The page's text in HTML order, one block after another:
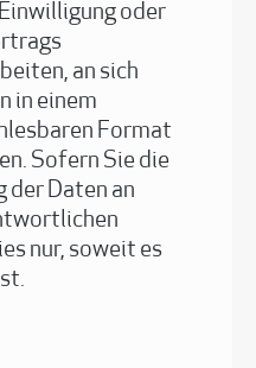
oder
an sich
in einem
Format
Sofern Sie die
der Daten an
nur, soweit es